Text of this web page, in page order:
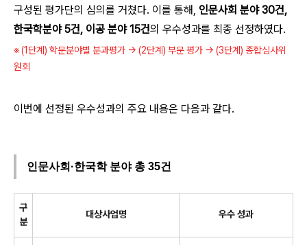
구성된 평가단의 심의를 거쳤다. 이를 통해, 인문사회 분야 30건,
한국학분야 5건, 이공 분야 15건의 우수성과를 최종 선정하였다.
※ (1단계) 학문분야별 분과평가 → (2단계) 부문 평가 → (3단계) 종합심사위
원회
이번에 선정된 우수성과의 주요 내용은 다음과 같다.
인문사회·한국학 분야 총 35건
구
분
대상사업명 우수 성과